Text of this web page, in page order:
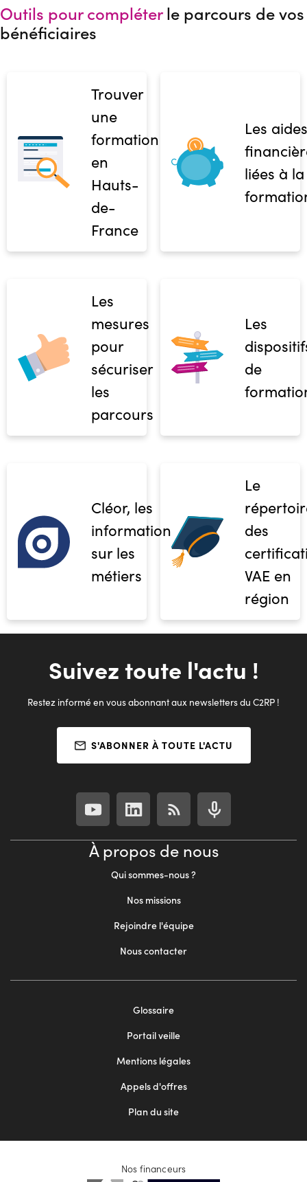
Outils pour compléterle parcours de vos
bénéficiaires
Trouver
une
formation
en
Hauts-
de-
France
Les aides
liées à la
Les
mesures
pour
sécuriser
les
parcours
Les
de
Cléor, les
informations
sur les
métiers
Le
des
VAE en
région
Suivez toute l'actu !
Restez informé en vous abonnant aux newsletters du C2RP !
S'ABONNER À TOUTE L'ACTU
À propos de nous
Qui sommes-nous ?
Nos missions
Rejoindre l'équipe
Nous contacter
Glossaire
Portail veille
Mentions légales
Appels d'offres
Plan du site
Nos financeurs